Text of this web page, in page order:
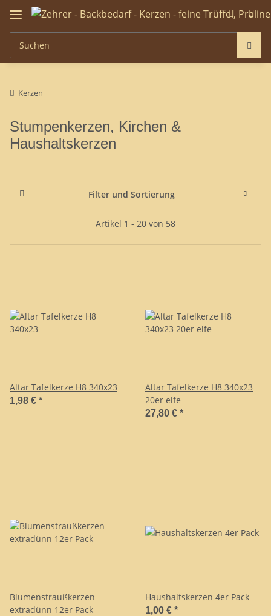
Kerzen
Stumpenkerzen, Kirchen &
Haushaltskerzen
Filter und Sortierung
Artikel 1 - 20 von 58
Altar Tafelkerze H8 340x23
1,98 € *
Altar Tafelkerze H8 340x23
20er elfe
27,80 € *
Blumenstraußkerzen
extradünn 12er Pack
Haushaltskerzen 4er Pack
1,00 € *